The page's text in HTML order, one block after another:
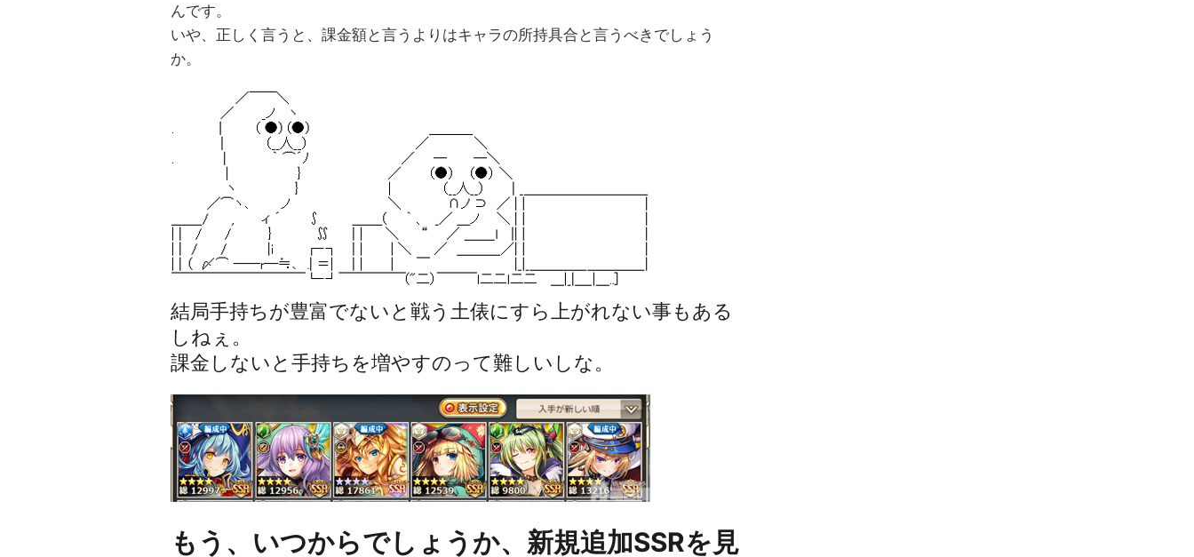
んです。
いや、正しく言うと、課金額と言うよりはキャラの所持具合と言うべきでしょう
か。
結局手持ちが豊富でないと戦う土俵にすら上がれない事もある
しねぇ。
課金しないと手持ちを増やすのって難しいしな。
もう、いつからでしょうか、新規追加SSRを見